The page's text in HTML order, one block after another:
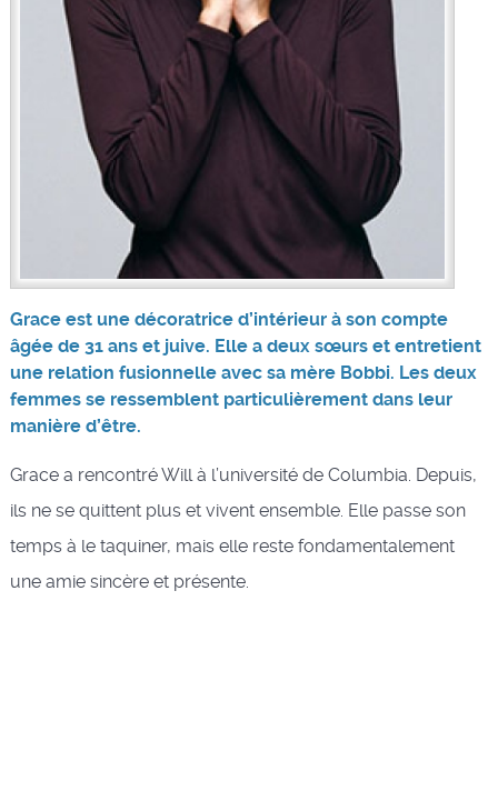
Grace est une décoratrice d’intérieur à son compte
âgée de 31 ans et juive. Elle a deux sœurs et entretient
une relation fusionnelle avec sa mère Bobbi. Les deux
femmes se ressemblent particulièrement dans leur
manière d’être.
Grace a rencontré Will à l’université de Columbia. Depuis,
ils ne se quittent plus et vivent ensemble. Elle passe son
temps à le taquiner, mais elle reste fondamentalement
une amie sincère et présente.